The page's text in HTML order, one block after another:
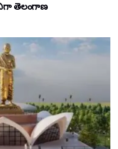
తెలంగాణ